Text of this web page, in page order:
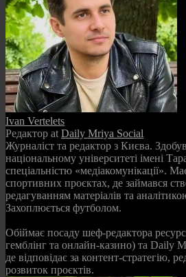
Ivan Vertelets
Редактор at Daily Mriya Social
Журналіст та редактор з Києва.
національному університеті імені
спеціальністю «медіакомунікації».
спортивних проєктах, де займався
редагуванням матеріалів та
Захоплюється футболом.
Обіймає посаду шеф-редактора
гемблінг та онлайн-казино) та Daily
де відповідає за контент-стратегію,
розвиток проєктів.